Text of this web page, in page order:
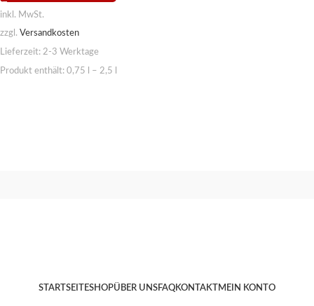
inkl. MwSt.
zzgl. Versandkosten
Lieferzeit: 2-3 Werktage
Produkt enthält: 0,75 – 2,5
STARTSEITESHOPÜBER UNSFAQKONTAKT MEIN KONTO